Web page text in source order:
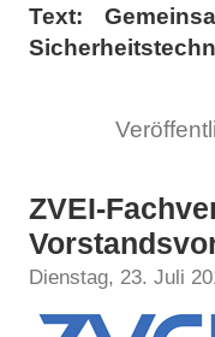
Text:
ZVEI-
Dienstag, 23. Juli